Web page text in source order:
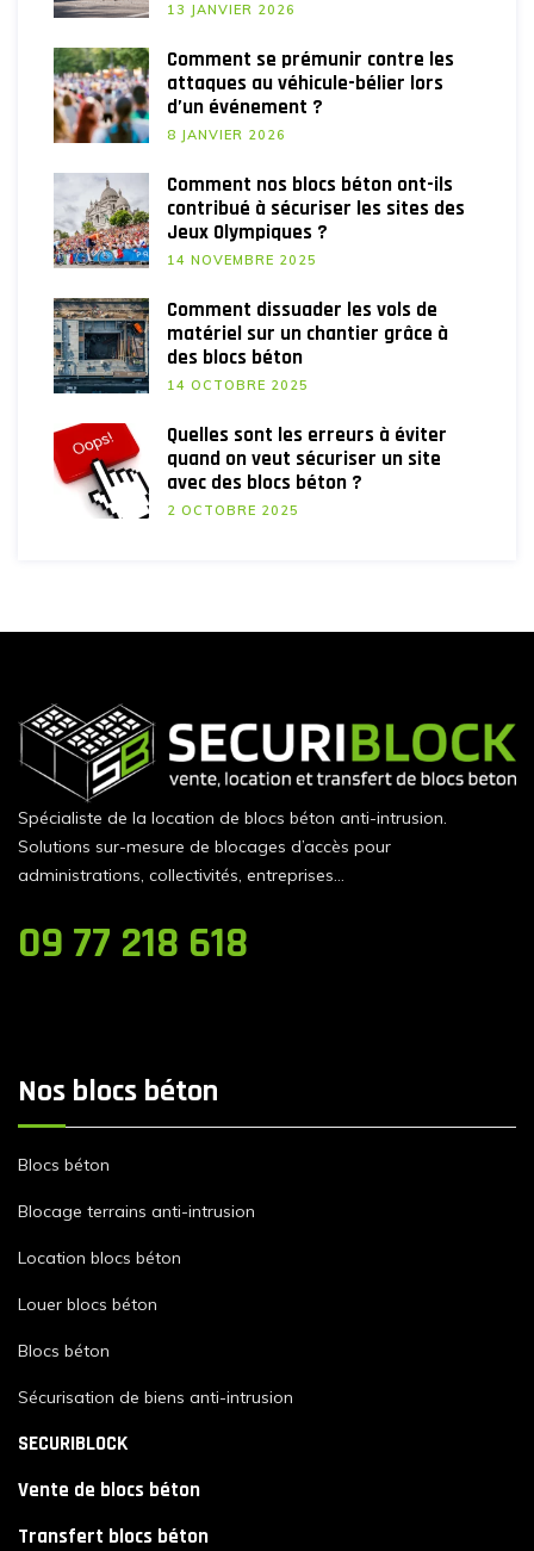
13 JANVIER 2026
Comment se prémunir contre les
attaques au véhicule-bélier lors
d’un événement ?
8 JANVIER 2026
Comment nos blocs béton ont-ils
contribué à sécuriser les sites des
Jeux Olympiques ?
14 NOVEMBRE 2025
Comment dissuader les vols de
matériel sur un chantier grâce à
des blocs béton
14 OCTOBRE 2025
Quelles sont les erreurs à éviter
quand on veut sécuriser un site
avec des blocs béton ?
2 OCTOBRE 2025
Spécialiste de la location de blocs béton anti-intrusion.
Solutions sur-mesure de blocages d’accès pour
administrations, collectivités, entreprises…
09 77 218 618
Nos blocs béton
Blocs béton
Blocage terrains anti-intrusion
Location blocs béton
Louer blocs béton
Blocs béton
Sécurisation de biens anti-intrusion
SECURIBLOCK
Vente de blocs béton
Transfert blocs béton